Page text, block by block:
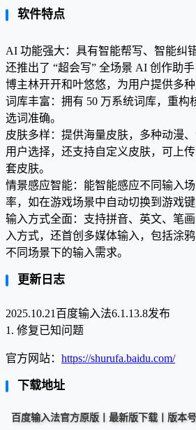
软件特点
AI 功能强大：具有智能帮写、智能纠
还推出了 “超会写” 全场景 AI 创作助
博主林开开和叶悠悠，为用户提供多种
词库丰富：拥有 50 万系统词库，重构
选词准确。
皮肤多样：提供海量皮肤，多种动漫
用户选择，还支持自定义皮肤，可上
套皮肤。
情景感应智能：能智能感应不同输入
率，如在游戏场景中自动切换到游戏键
输入方式全面：支持拼音、英文、笔
入方式，还首创多媒体输入，包括涂
不同场景下的输入需求。
更新日志
2025.10.21百度输入法6.1.13.8发布
1. 修复已知问题
官方网站： https://shurufa.baidu.com/
下载地址
百度输入法官方原版丨最新版下载丨版本